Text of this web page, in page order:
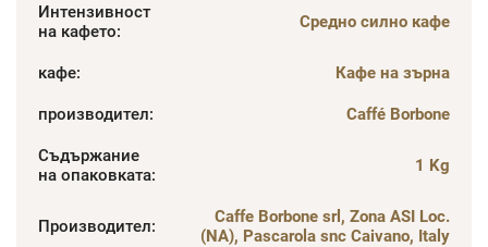
Интензивност
на кафето: Средно силно кафе
кафе: Кафе на зърна
производител: Caffé Borbone
Съдържание
на опаковката: 1 Kg
Производител:
Caffe Borbone srl, Zona ASI Loc.
(NA), Pascarola snc Caivano, Italy